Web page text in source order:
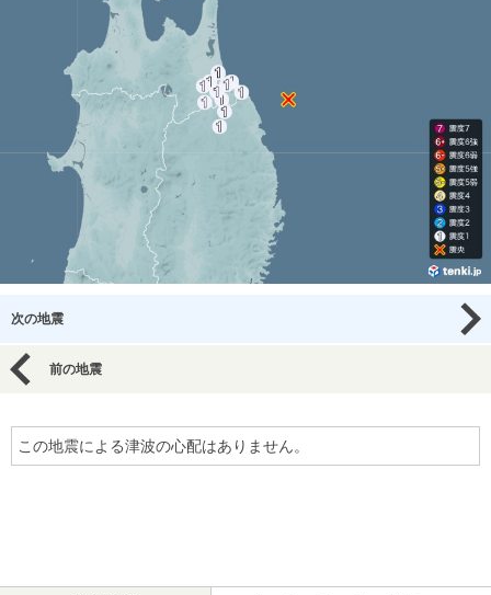
次の地震
前の地震
この地震による津波の心配はありません。